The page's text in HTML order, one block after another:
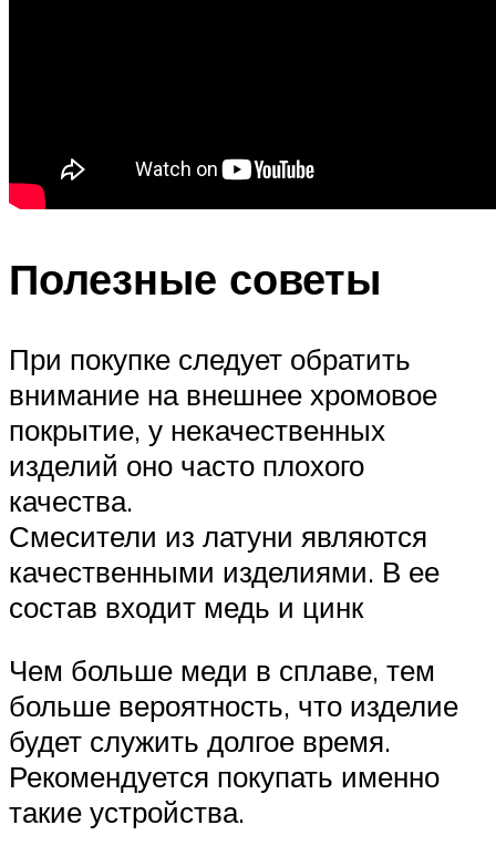
Полезные советы
При покупке следует обратить
внимание на внешнее хромовое
покрытие, у некачественных
изделий оно часто плохого
качества.
Смесители из латуни являются
качественными изделиями. В ее
состав входит медь и цинк
Чем больше меди в сплаве, тем
больше вероятность, что изделие
будет служить долгое время.
Рекомендуется покупать именно
такие устройства.